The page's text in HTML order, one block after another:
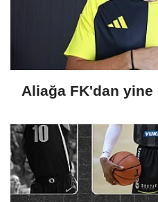
Aliağa FK'dan